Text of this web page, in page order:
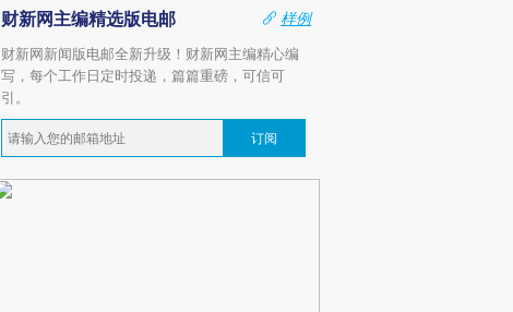
财新网主编精选版电邮
样例
财新网新闻版电邮全新升级！财新网主编精心编
写，每个工作日定时投递，篇篇重磅，可信可
引。
订阅